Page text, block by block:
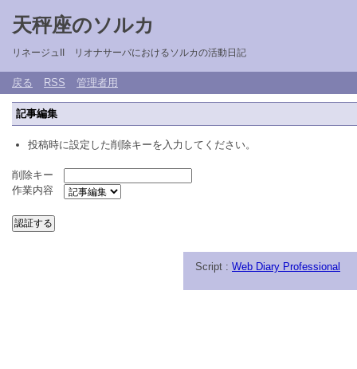
天秤座のソルカ
リネージュII リオナサーバにおけるソルカの活動日記
戻る RSS 管理者用
記事編集
投稿時に設定した削除キーを入力してください。
削除キー
作業内容
Script : Web Diary Professional